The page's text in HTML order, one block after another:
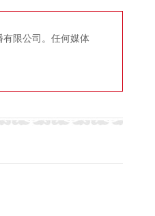
有限公司。任何媒体